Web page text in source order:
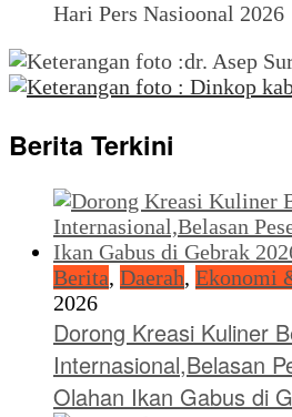
Hari Pers Nasioonal 2026
Berita Terkini
Berita, Daerah, Ekonomi
2026
Dorong Kreasi Kuliner
Internasional,Belasan
Olahan Ikan Gabus di